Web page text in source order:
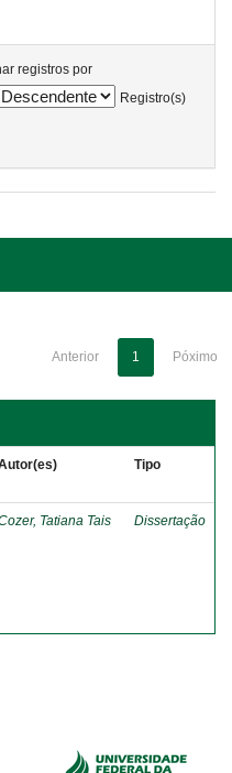
registros por
Registro(s)
Anterior 1 Póximo
Tipo
Tatiana Tais Dissertação